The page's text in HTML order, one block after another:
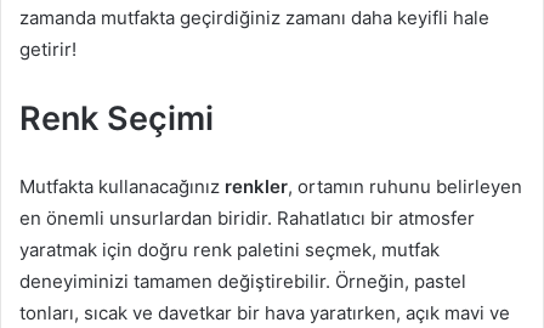
zamanda mutfakta geçirdiğiniz zamanı daha keyifli hale
getirir!
Renk Seçimi
Mutfakta kullanacağınız renkler, ortamın ruhunu belirleyen
en önemli unsurlardan biridir. Rahatlatıcı bir atmosfer
yaratmak için doğru renk paletini seçmek, mutfak
deneyiminizi tamamen değiştirebilir. Örneğin, pastel
tonları, sıcak ve davetkar bir hava yaratırken, açık mavi ve